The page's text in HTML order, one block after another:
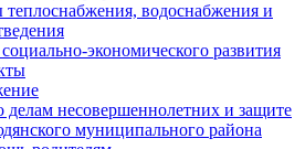
водоснабжения и
экономического развития
делам несовершеннолетних и защите
муниципального района